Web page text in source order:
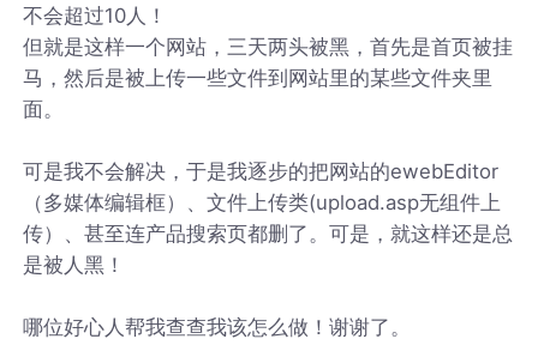
不会超过10人！
但就是这样一个网站，三天两头被黑，首先是首页被挂
马，然后是被上传一些文件到网站里的某些文件夹里
面。
可是我不会解决，于是我逐步的把网站的ewebEditor
（多媒体编辑框）、文件上传类(upload.asp无组件上
传）、甚至连产品搜索页都删了。可是，就这样还是总
是被人黑！
哪位好心人帮我查查我该怎么做！谢谢了。